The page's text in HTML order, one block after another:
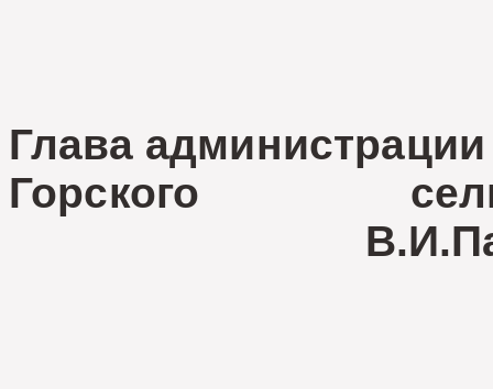
Глава администрации
Горского